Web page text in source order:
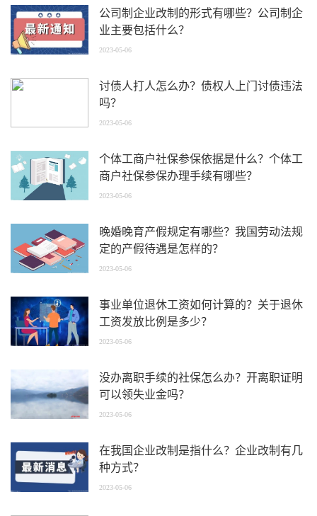
公司制企业改制的形式有哪些？公司制企
业主要包括什么？
2023-05-06
讨债人打人怎么办？债权人上门讨债违法
吗？
2023-05-06
个体工商户社保参保依据是什么？个体工
商户社保参保办理手续有哪些？
2023-05-06
晚婚晚育产假规定有哪些？我国劳动法规
定的产假待遇是怎样的？
2023-05-06
事业单位退休工资如何计算的？关于退休
工资发放比例是多少？
2023-05-06
没办离职手续的社保怎么办？开离职证明
可以领失业金吗？
2023-05-06
在我国企业改制是指什么？企业改制有几
种方式？
2023-05-06